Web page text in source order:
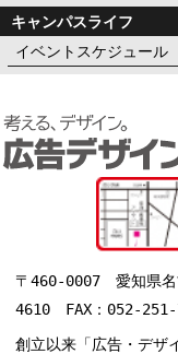
キャンパスライフ
イベントスケジュール
〒460-0007 愛知県
4610 FAX：052-251-
創立以来「広告・デザ